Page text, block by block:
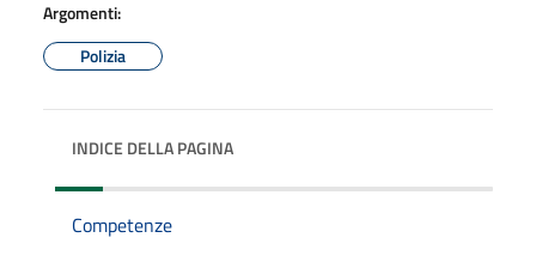
Argomenti:
Polizia
INDICE DELLA PAGINA
Competenze